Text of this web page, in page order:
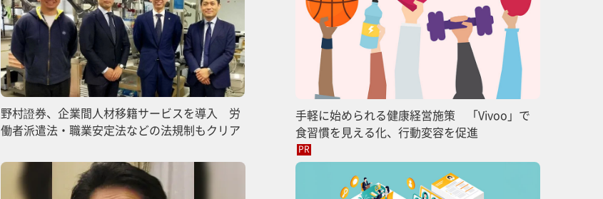
野村證券、企業間人材移籍サービスを導入 労
働者派遣法・職業安定法などの法規制もクリア
手軽に始められる健康経営施策 「Vivoo」で
食習慣を見える化、行動変容を促進
PR